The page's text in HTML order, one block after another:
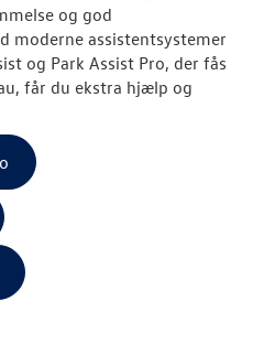
Vejen til et
og god
moderne assistentsystemer
og Park Assist Pro, der fås
får du ekstra hjælp og